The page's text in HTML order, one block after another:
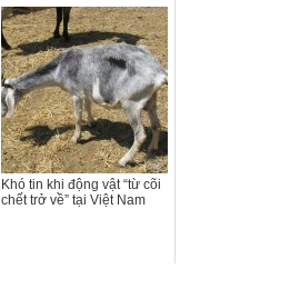
Khó tin khi động vật “từ cõi
chết trở về” tại Việt Nam